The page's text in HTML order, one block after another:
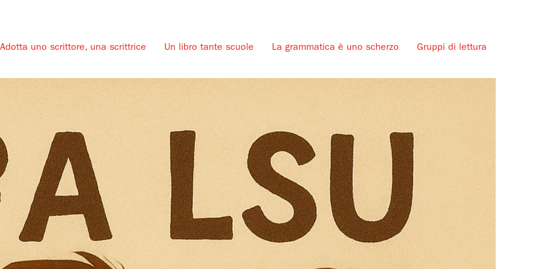
Adotta uno scrittore, una scrittrice Un libro tante scuole La grammatica è uno scherzo Gruppi di lettura